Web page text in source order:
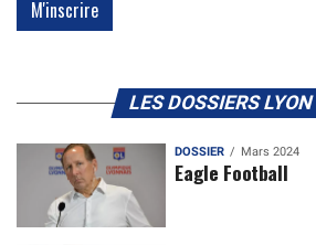
LES DOSSIERS
DOSSIER Mars 2024
Eagle Football